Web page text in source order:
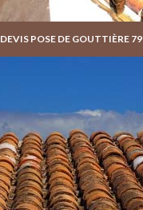
DEVIS POSE DE GOUTTIÈRE 79